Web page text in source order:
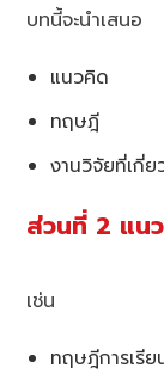
บทนี้จะนำเสนอ
แนวคิด
ทฤษฎี
งานวิจัยที่เกี่ย
ส่วนที่ 2 แน
เช่น
ทฤษฎีการเรีย